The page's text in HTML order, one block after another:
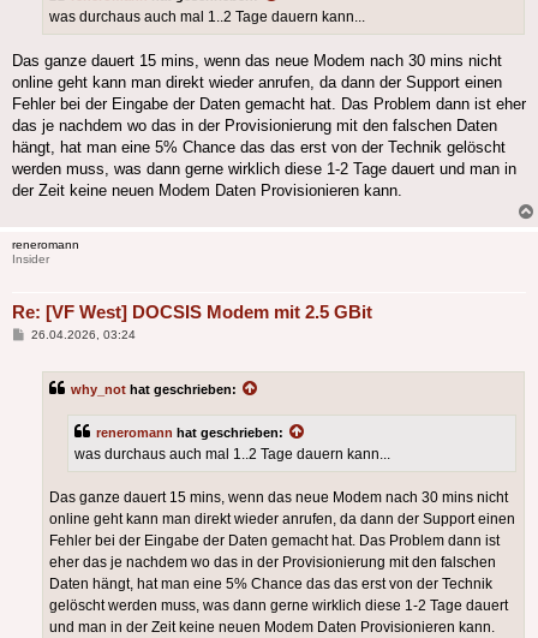
was durchaus auch mal 1..2 Tage dauern kann...
Das ganze dauert 15 mins, wenn das neue Modem nach 30 mins nicht
online geht kann man direkt wieder anrufen, da dann der Support einen
Fehler bei der Eingabe der Daten gemacht hat. Das Problem dann ist eher
das je nachdem wo das in der Provisionierung mit den falschen Daten
hängt, hat man eine 5% Chance das das erst von der Technik gelöscht
werden muss, was dann gerne wirklich diese 1-2 Tage dauert und man in
der Zeit keine neuen Modem Daten Provisionieren kann.
reneromann
Insider
Re: [VF West] DOCSIS Modem mit 2.5 GBit
Beitrag
26.04.2026, 03:24
why_not hat geschrieben:
reneromann hat geschrieben:
was durchaus auch mal 1..2 Tage dauern kann...
Das ganze dauert 15 mins, wenn das neue Modem nach 30 mins nicht
online geht kann man direkt wieder anrufen, da dann der Support einen
Fehler bei der Eingabe der Daten gemacht hat. Das Problem dann ist
eher das je nachdem wo das in der Provisionierung mit den falschen
Daten hängt, hat man eine 5% Chance das das erst von der Technik
gelöscht werden muss, was dann gerne wirklich diese 1-2 Tage dauert
und man in der Zeit keine neuen Modem Daten Provisionieren kann.